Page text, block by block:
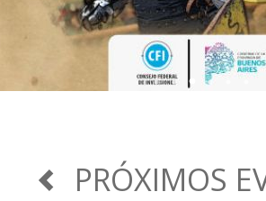
PRÓXIMOS